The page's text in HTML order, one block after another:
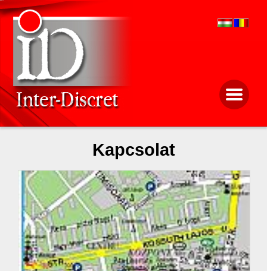
Kapcsolat